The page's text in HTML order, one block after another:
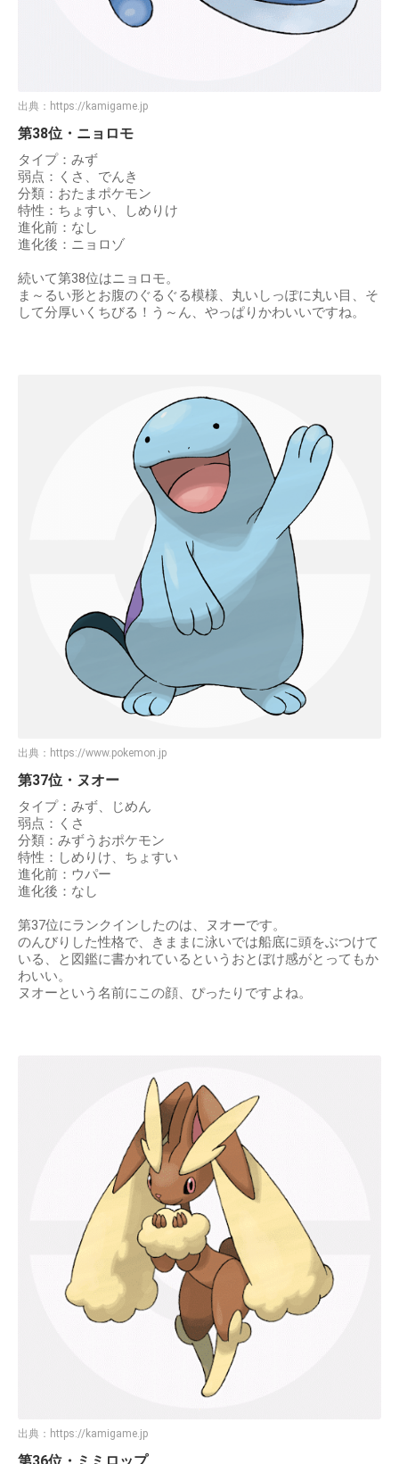
出典： https://kamigame.jp
第38位・ニョロモ
タイプ：みず
弱点：くさ、でんき
分類：おたまポケモン
特性：ちょすい、しめりけ
進化前：なし
進化後：ニョロゾ
続いて第38位はニョロモ。
ま～るい形とお腹のぐるぐる模様、丸いしっぽに丸い目、そ
して分厚いくちびる！う～ん、やっぱりかわいいですね。
出典： https://www.pokemon.jp
第37位・ヌオー
タイプ：みず、じめん
弱点：くさ
分類：みずうおポケモン
特性：しめりけ、ちょすい
進化前：ウパー
進化後：なし
第37位にランクインしたのは、ヌオーです。
のんびりした性格で、きままに泳いでは船底に頭をぶつけて
いる、と図鑑に書かれているというおとぼけ感がとってもか
わいい。
ヌオーという名前にこの顔、ぴったりですよね。
出典： https://kamigame.jp